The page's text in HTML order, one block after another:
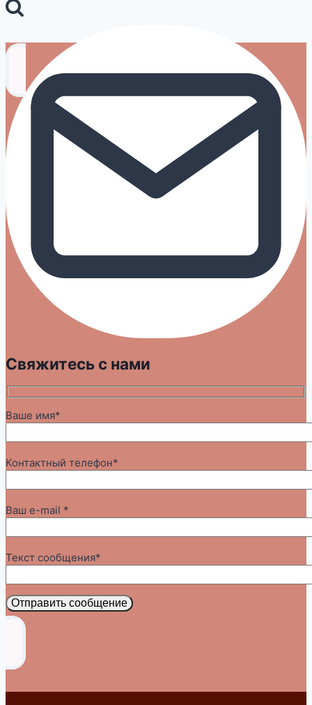
Свяжитесь с нами
Ваше имя*
Контактный телефон*
Ваш e-mail *
Текст сообщения*
Отправить сообщение